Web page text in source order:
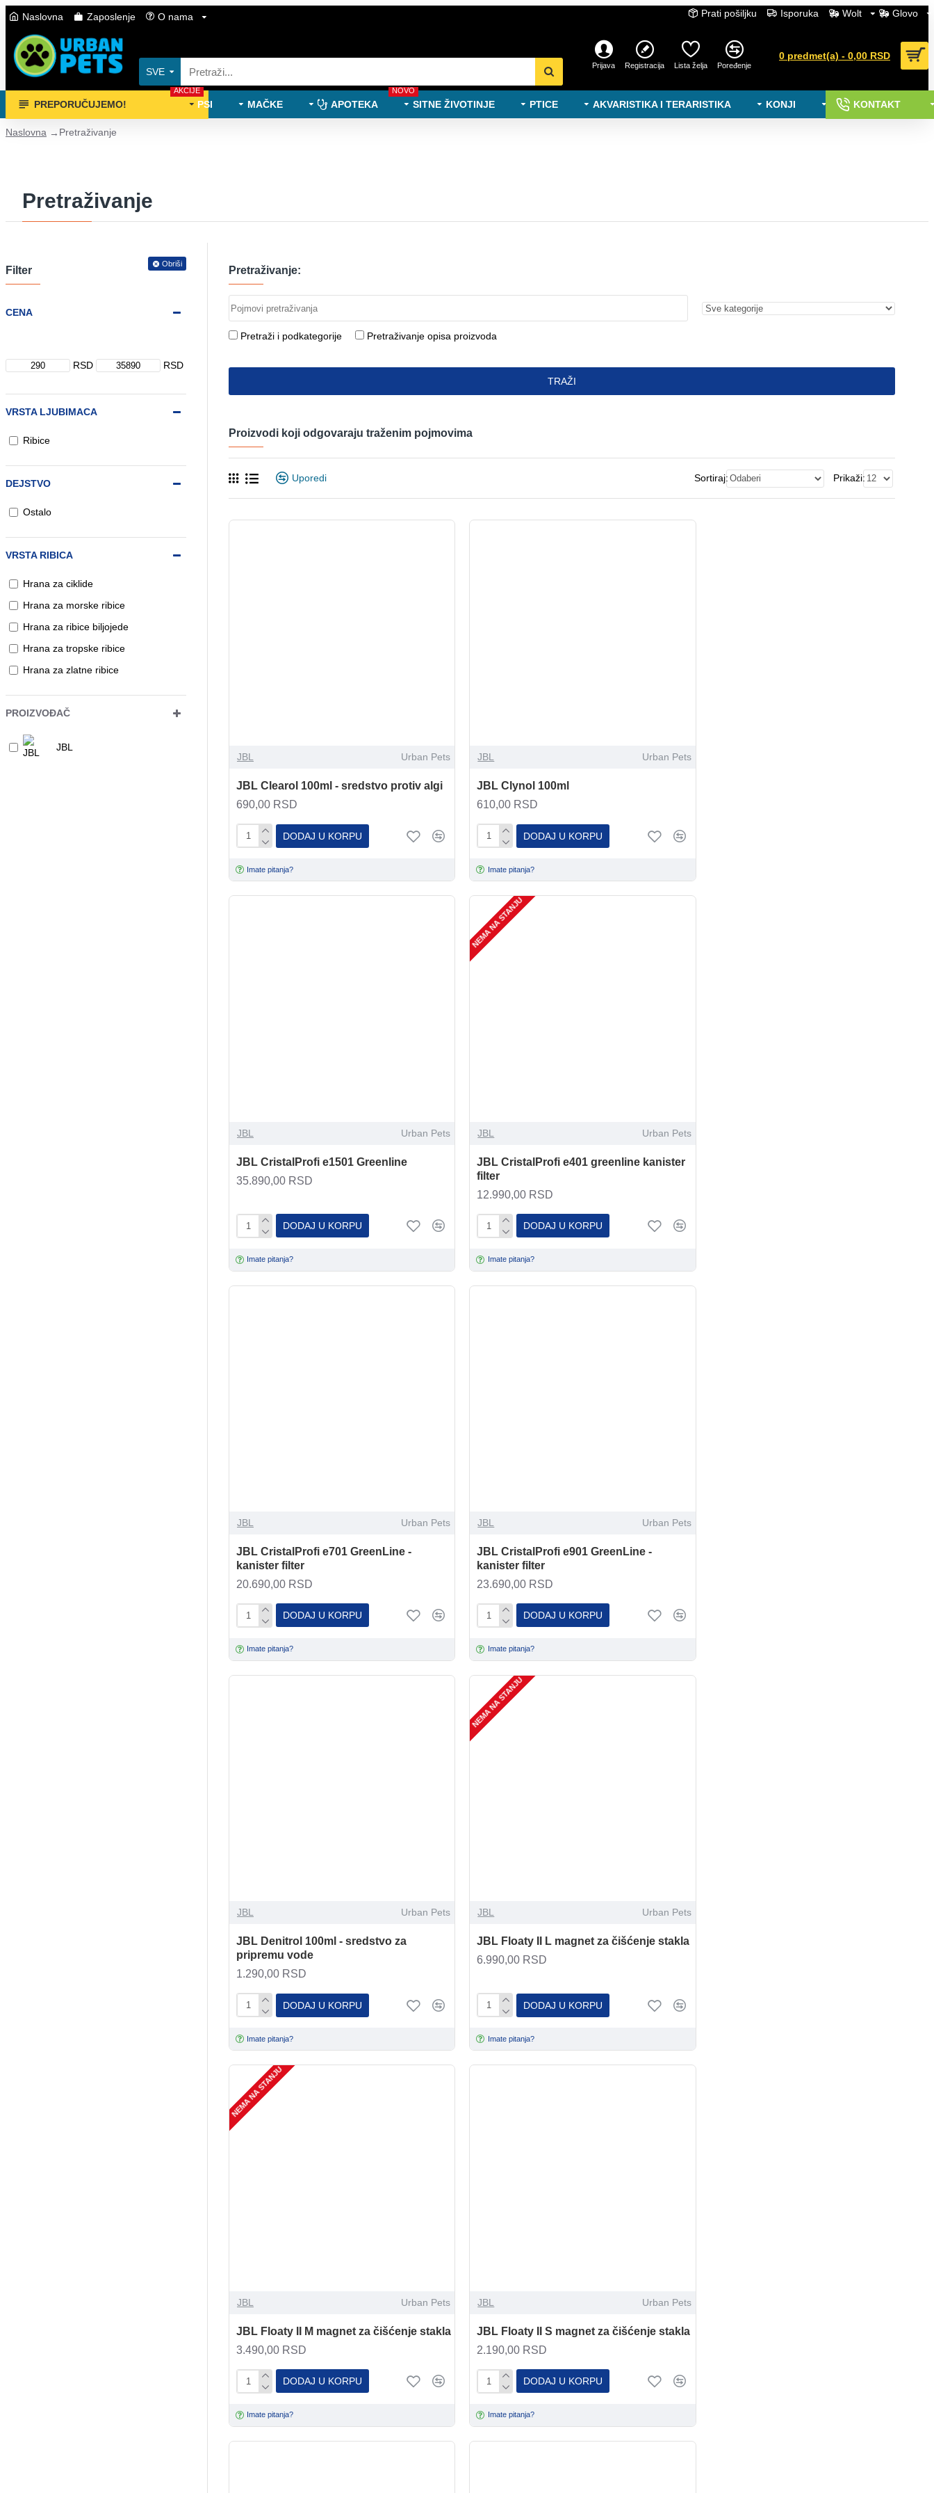
Naslovna Zaposlenje O nama Prati pošiljku Isporuka Wolt Glovo
SVE
Prijava Registracija Lista želja Poređenje
0 predmet(a) - 0,00 RSD
PREPORUČUJEMO!
AKCIJE
PSI MAČKE APOTEKA
NOVO
SITNE ŽIVOTINJE PTICE AKVARISTIKA I TERARISTIKA KONJI KONTAKT
Naslovna Pretraživanje
Pretraživanje
Filter
Obriši
CENA
RSD RSD
PROIZVOĐAČ
JBL
VRSTA RIBICA
Hrana za ciklide
Hrana za morske ribice
Hrana za ribice biljojede
Hrana za tropske ribice
Hrana za zlatne ribice
DEJSTVO
Ostalo
VRSTA LJUBIMACA
Ribice
Pretraživanje:
Pretraži i podkategorije Pretraživanje opisa proizvoda
TRAŽI
Proizvodi koji odgovaraju traženim pojmovima
Uporedi Sortiraj: Prikaži:
JBL Urban Pets
JBL Clearol 100ml - sredstvo protiv algi
690,00 RSD
DODAJ U KORPU
Imate pitanja?
JBL Urban Pets
JBL Clynol 100ml
610,00 RSD
DODAJ U KORPU
Imate pitanja?
JBL Urban Pets
JBL CristalProfi e1501 Greenline
35.890,00 RSD
DODAJ U KORPU
Imate pitanja?
NEMA NA STANJU
JBL Urban Pets
JBL CristalProfi e401 greenline kanister
filter
12.990,00 RSD
DODAJ U KORPU
Imate pitanja?
JBL Urban Pets
JBL CristalProfi e701 GreenLine -
kanister filter
20.690,00 RSD
DODAJ U KORPU
Imate pitanja?
JBL Urban Pets
JBL CristalProfi e901 GreenLine -
kanister filter
23.690,00 RSD
DODAJ U KORPU
Imate pitanja?
JBL Urban Pets
JBL Denitrol 100ml - sredstvo za
pripremu vode
1.290,00 RSD
DODAJ U KORPU
Imate pitanja?
NEMA NA STANJU
JBL Urban Pets
JBL Floaty II L magnet za čišćenje stakla
6.990,00 RSD
DODAJ U KORPU
Imate pitanja?
NEMA NA STANJU
JBL Urban Pets
JBL Floaty II M magnet za čišćenje stakla
3.490,00 RSD
DODAJ U KORPU
Imate pitanja?
JBL Urban Pets
JBL Floaty II S magnet za čišćenje stakla
2.190,00 RSD
DODAJ U KORPU
Imate pitanja?